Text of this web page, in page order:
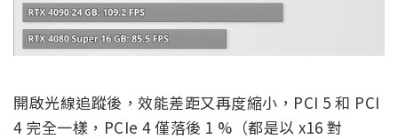
開啟光線追蹤後，效能差距又再度縮小，PCI 5 和 PCI
4 完全一樣，PCIe 4 僅落後 1 %（都是以 x16 對